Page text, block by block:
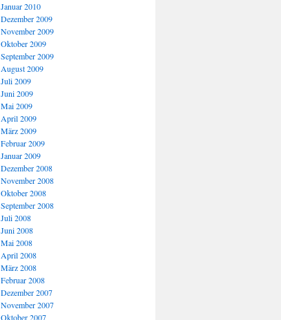
Januar 2010
Dezember 2009
November 2009
Oktober 2009
September 2009
August 2009
Juli 2009
Juni 2009
Mai 2009
April 2009
März 2009
Februar 2009
Januar 2009
Dezember 2008
November 2008
Oktober 2008
September 2008
Juli 2008
Juni 2008
Mai 2008
April 2008
März 2008
Februar 2008
Dezember 2007
November 2007
Oktober 2007